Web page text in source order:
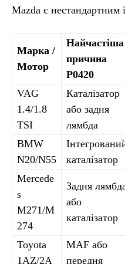
Mazda є нестандартним
Марка /
Мотор
Найчастіша
причина
P0420
VAG
1.4/1.8
TSI
Каталізатор
або задня
лямбда
BMW
N20/N55
каталізатор
Mercede
s
M271/M
274
Задня
або
каталізатор
Toyota
1AZ/2A
MAF або
передня